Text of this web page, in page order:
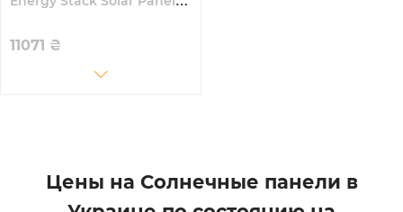
11071 ₴
Цены на Солнечные панели в